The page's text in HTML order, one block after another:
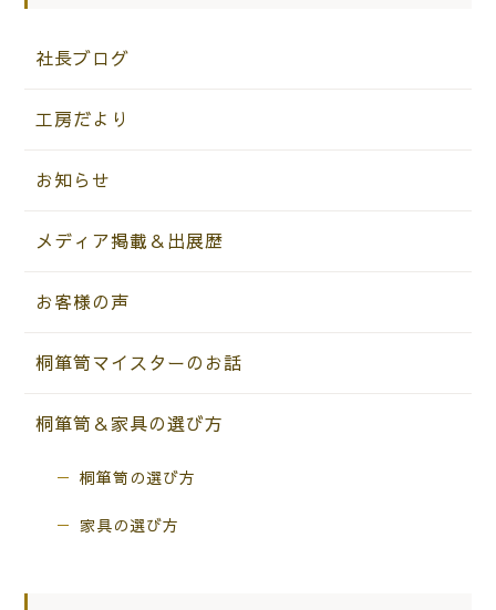
社長ブログ
工房だより
お知らせ
メディア掲載＆出展歴
お客様の声
桐箪笥マイスターのお話
桐箪笥＆家具の選び方
桐箪笥の選び方
家具の選び方